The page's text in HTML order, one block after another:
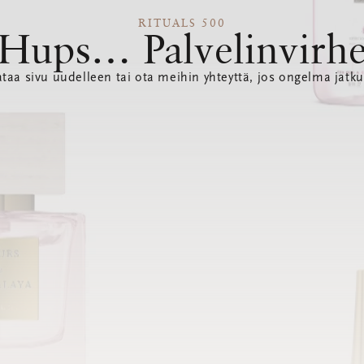
RITUALS 500
sivu uudelleen tai ota meihin yhteyttä, jos ongelma